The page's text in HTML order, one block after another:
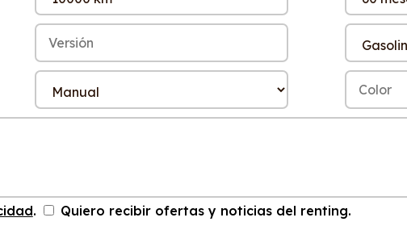
. Quiero recibir ofertas y noticias del renting.